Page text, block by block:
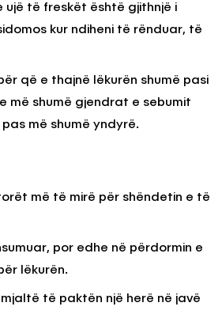
ujë të freskët është gjithnjë i
kur ndiheni të rënduar, të
që e thajnë lëkurën shumë pasi
më shumë gjendrat e sebumit
më shumë yndyrë.
më të mirë për shëndetin e të
por edhe në përdormin e
lëkurën.
të paktën një herë në javë